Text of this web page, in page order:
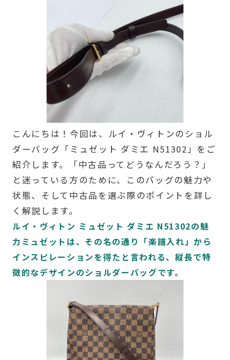
こんにちは！今回は、ルイ・ヴィトンのショル
ダーバッグ「ミュゼット ダミエ N51302」をご
紹介します。「中古品ってどうなんだろう？」
と迷っている方のために、このバッグの魅力や
状態、そして中古品を選ぶ際のポイントを詳し
く解説します。
ルイ・ヴィトン ミュゼット ダミエ N51302の魅
力ミュゼットは、その名の通り「楽譜入れ」から
インスピレーションを得たと言われる、縦長で特
徴的なデザインのショルダーバッグです。